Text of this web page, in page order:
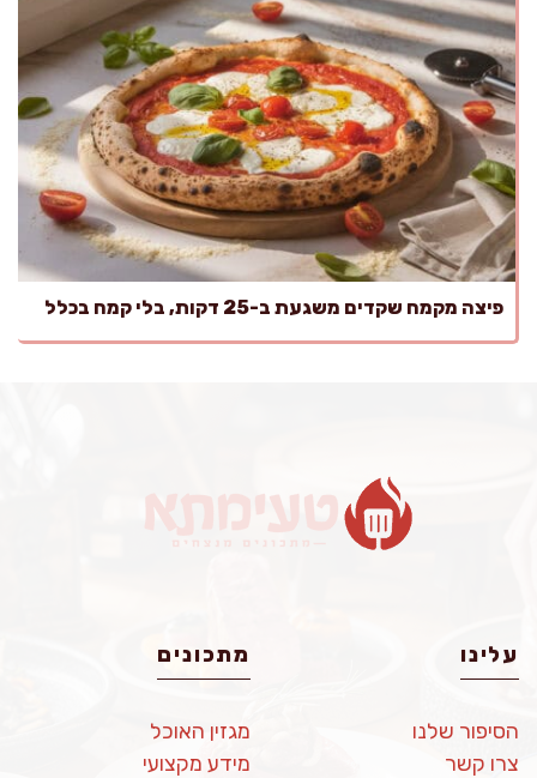
פיצה מקמח שקדים משגעת ב-25 דקות, בלי קמח בכלל
עלינו
הסיפור שלנו
צרו קשר
מתכונים
מגזין האוכל
מידע מקצועי